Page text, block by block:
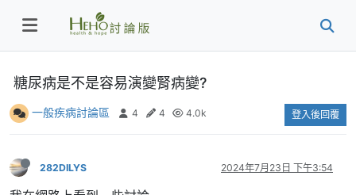
糖尿病是不是容易演變腎病變?
一般疾病討論區 4 4 4.0k 登入後回覆
282DILYS 2024年7月23日 下午3:54